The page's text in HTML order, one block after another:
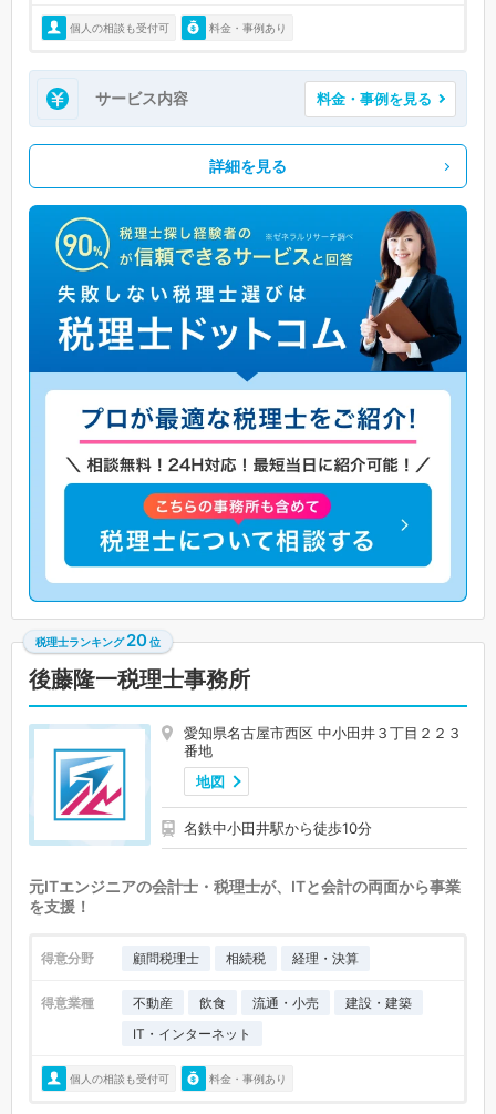
個人の相談も受付可 料金・事例あり
サービス内容 料金・事例を見る
詳細を見る
税理士ランキング 20位
後藤隆一税理士事務所
愛知県名古屋市西区 中小田井３丁目２２３
番地
地図
名鉄中小田井駅から徒歩10分
元ITエンジニアの会計士・税理士が、ITと会計の両面から事業
を支援！
得意分野 顧問税理士 相続税 経理・決算
得意業種 不動産 飲食 流通・小売
建設・建築
IT・インターネット
個人の相談も受付可 料金・事例あり